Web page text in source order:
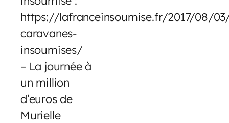
https://lafranceinsoumise.fr/2017/08/
caravanes-
insoumises/
– La journée à
un million
d’euros de
Murielle